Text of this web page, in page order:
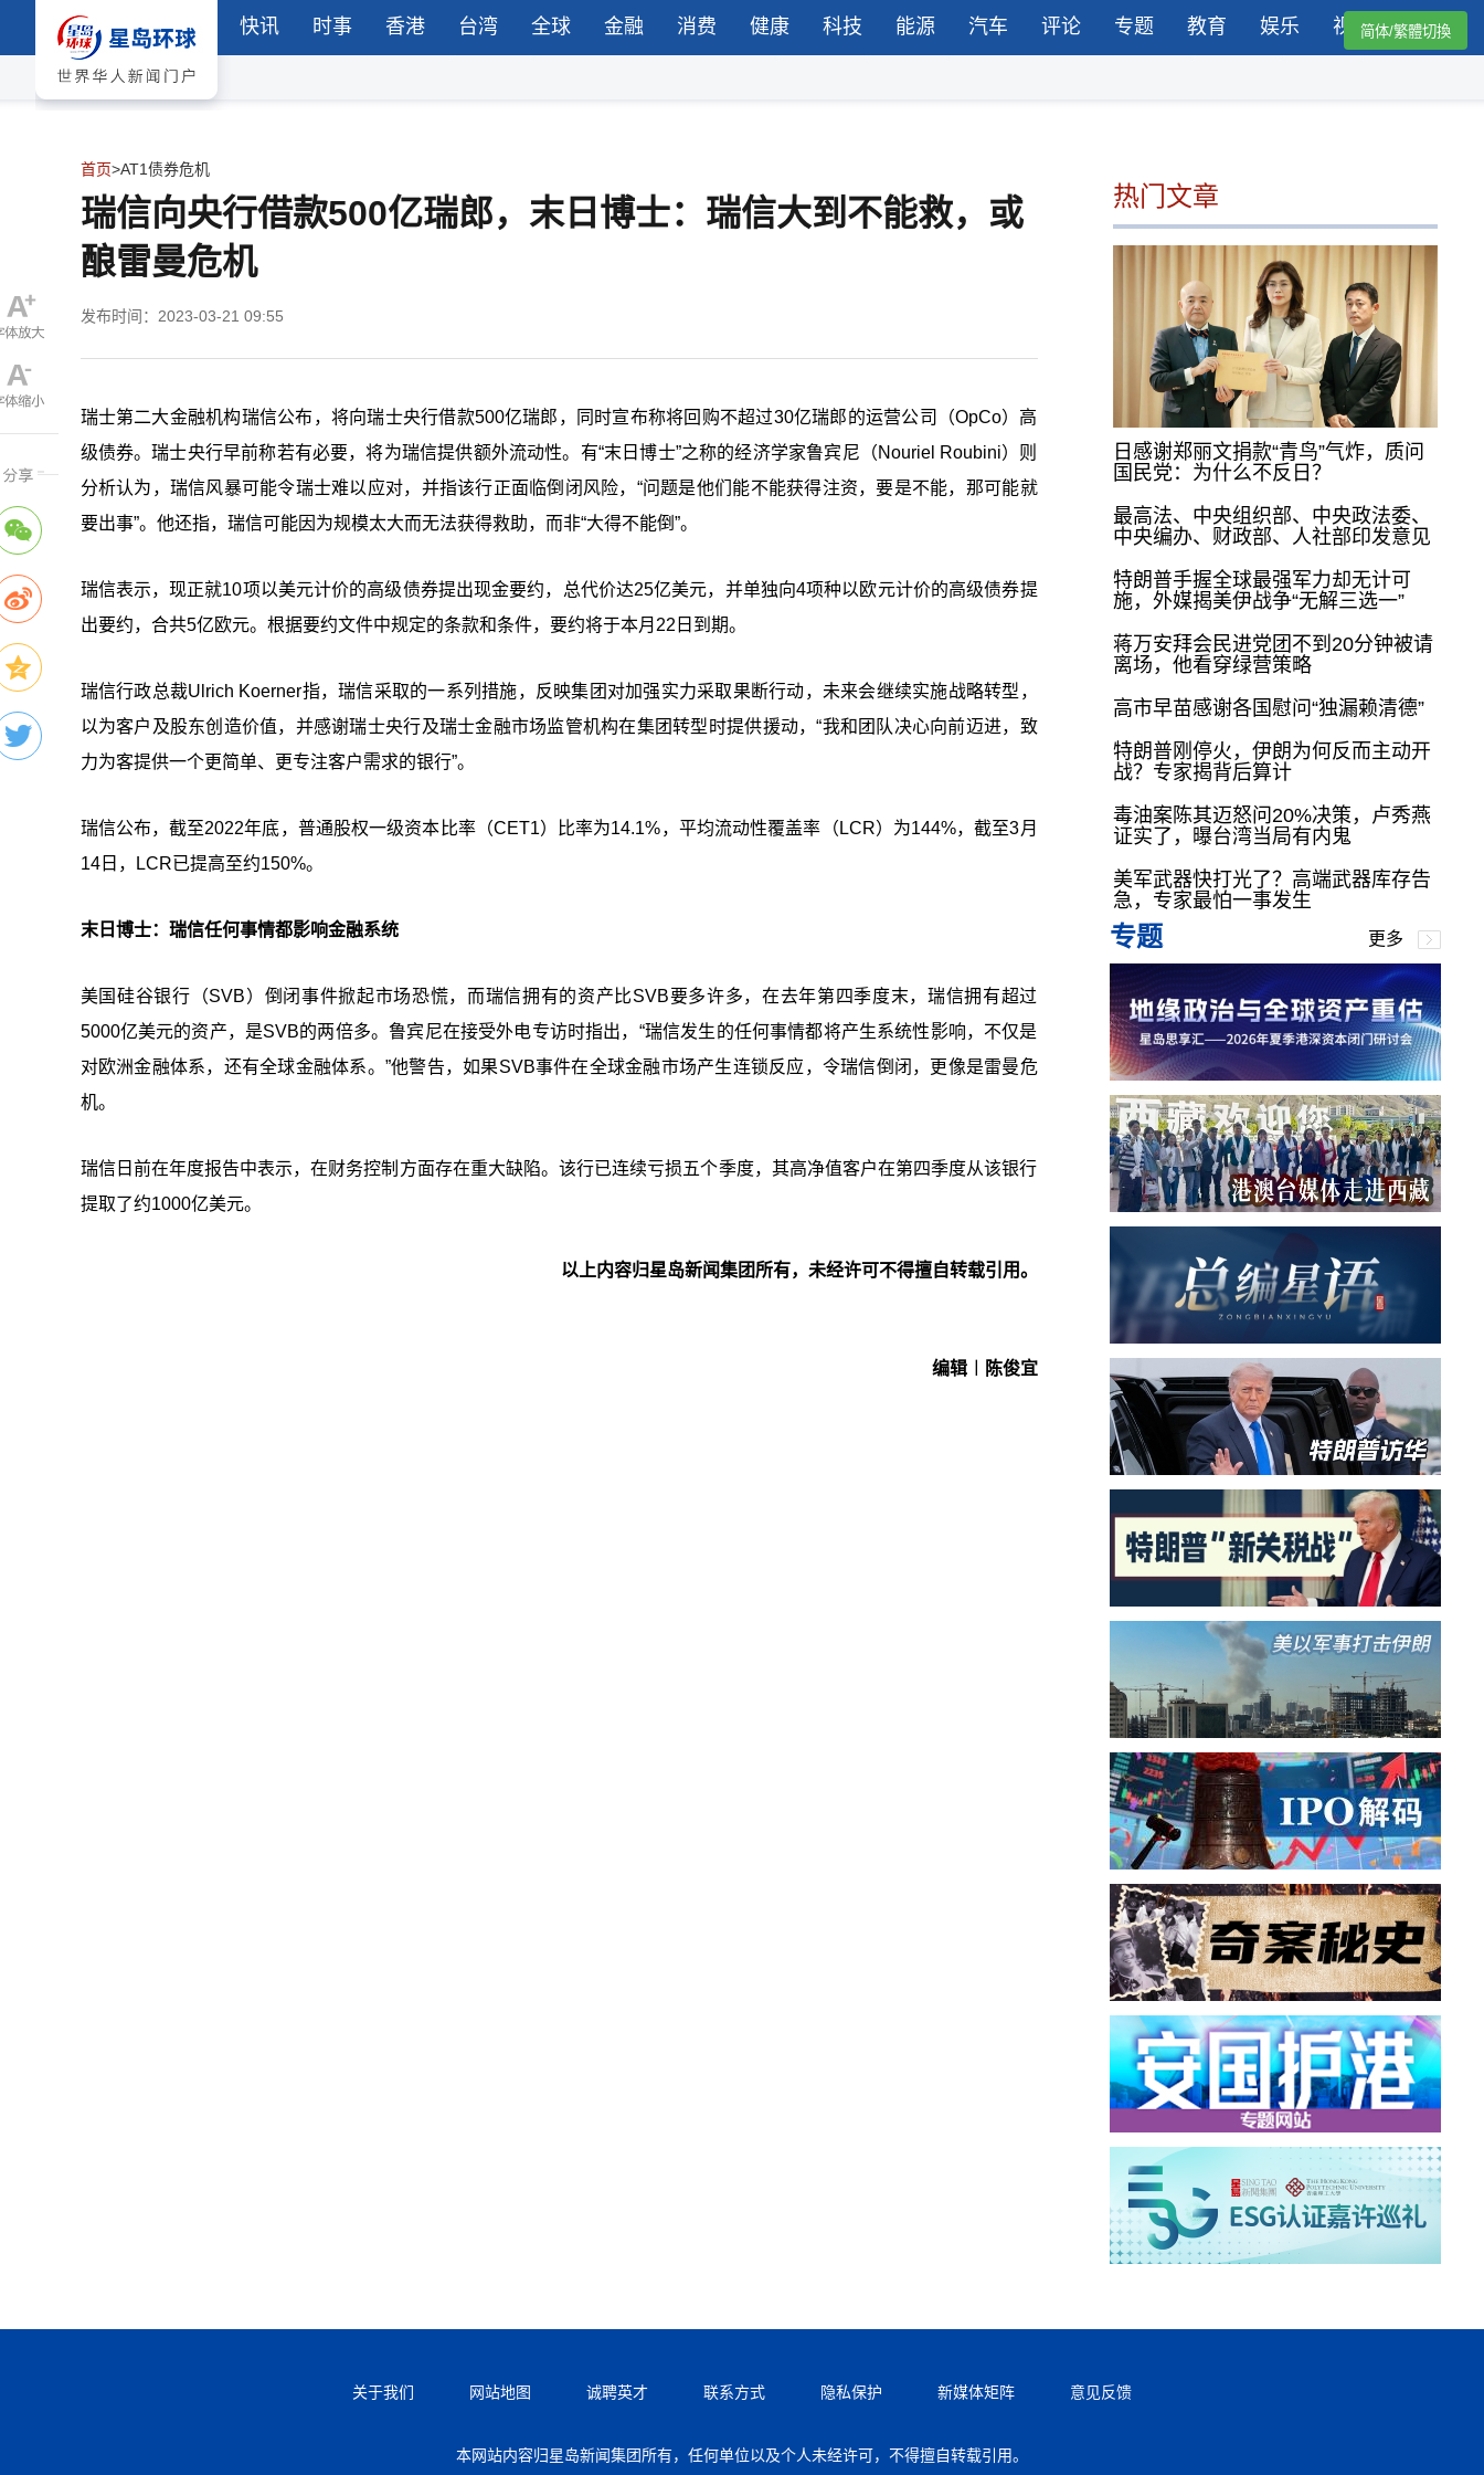
快讯 时事 香港 台湾 全球 金融 消费 健康 科技 能源 汽车 评论 专题 教育 娱乐 视频简体/繁體切換
首页>AT1债券危机
瑞信向央行借款500亿瑞郎，末日博士：瑞信大到不能救，或
酿雷曼危机
发布时间：2023-03-21 09:55
瑞士第二大金融机构瑞信公布，将向瑞士央行借款500亿瑞郎，同时宣布称将回购不超过30亿瑞郎的运营公司（OpCo）高
级债券。瑞士央行早前称若有必要，将为瑞信提供额外流动性。有“末日博士”之称的经济学家鲁宾尼（Nouriel Roubini）则
分析认为，瑞信风暴可能令瑞士难以应对，并指该行正面临倒闭风险，“问题是他们能不能获得注资，要是不能，那可能就
要出事”。他还指，瑞信可能因为规模太大而无法获得救助，而非“大得不能倒”。
瑞信表示，现正就10项以美元计价的高级债券提出现金要约，总代价达25亿美元，并单独向4项种以欧元计价的高级债券提
出要约，合共5亿欧元。根据要约文件中规定的条款和条件，要约将于本月22日到期。
瑞信行政总裁Ulrich Koerner指，瑞信采取的一系列措施，反映集团对加强实力采取果断行动，未来会继续实施战略转型，
以为客户及股东创造价值，并感谢瑞士央行及瑞士金融市场监管机构在集团转型时提供援动，“我和团队决心向前迈进，致
力为客提供一个更简单、更专注客户需求的银行”。
瑞信公布，截至2022年底，普通股权一级资本比率（CET1）比率为14.1%，平均流动性覆盖率（LCR）为144%，截至3月
14日，LCR已提高至约150%。
末日博士：瑞信任何事情都影响金融系统
美国硅谷银行（SVB）倒闭事件掀起市场恐慌，而瑞信拥有的资产比SVB要多许多，在去年第四季度末，瑞信拥有超过
5000亿美元的资产，是SVB的两倍多。鲁宾尼在接受外电专访时指出，“瑞信发生的任何事情都将产生系统性影响，不仅是
对欧洲金融体系，还有全球金融体系。”他警告，如果SVB事件在全球金融市场产生连锁反应，令瑞信倒闭，更像是雷曼危
机。
瑞信日前在年度报告中表示，在财务控制方面存在重大缺陷。该行已连续亏损五个季度，其高净值客户在第四季度从该银行
提取了约1000亿美元。
以上内容归星岛新闻集团所有，未经许可不得擅自转载引用。
编辑︱陈俊宜
热门文章
日感谢郑丽文捐款“青鸟”气炸，质问
国民党：为什么不反日？
最高法、中央组织部、中央政法委、
中央编办、财政部、人社部印发意见
特朗普手握全球最强军力却无计可
施，外媒揭美伊战争“无解三选一”
蒋万安拜会民进党团不到20分钟被请
离场，他看穿绿营策略
高市早苗感谢各国慰问“独漏赖清德”
特朗普刚停火，伊朗为何反而主动开
战？专家揭背后算计
毒油案陈其迈怒问20%决策，卢秀燕
证实了，曝台湾当局有内鬼
美军武器快打光了？高端武器库存告
急，专家最怕一事发生
专题 更多
关于我们 网站地图 诚聘英才 联系方式 隐私保护 新媒体矩阵 意见反馈
本网站内容归星岛新闻集团所有，任何单位以及个人未经许可，不得擅自转载引用。